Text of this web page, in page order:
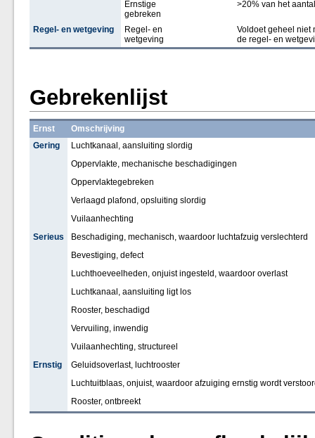
Ernstige
gebreken
>20% van het aantal
Regel- en wetgeving
Regel- en
wetgeving
Voldoet geheel niet
de regel- en
Gebrekenlijst
Ernst
Omschrijving
Gering
Luchtkanaal, aansluiting slordig
Oppervlakte, mechanische beschadigingen
Oppervlaktegebreken
Verlaagd plafond, opsluiting slordig
Vuilaanhechting
Serieus
Beschadiging, mechanisch, waardoor luchtafzuig verslechterd
Bevestiging, defect
Luchthoeveelheden, onjuist ingesteld, waardoor overlast
Luchtkanaal, aansluiting ligt los
Rooster, beschadigd
Vervuiling, inwendig
Vuilaanhechting, structureel
Ernstig
Geluidsoverlast, luchtrooster
Luchtuitblaas, onjuist, waardoor afzuiging ernstig wordt
Rooster, ontbreekt